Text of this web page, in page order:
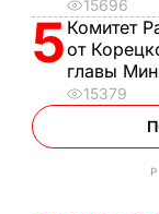
15696
5 Комитет
от
главы
15379